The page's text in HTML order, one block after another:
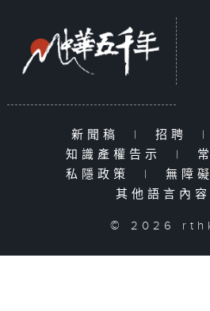
新聞稿 | 招聘 |
知識產權告示
|
私隱政策
| 無障
其他語言內容
© 2026